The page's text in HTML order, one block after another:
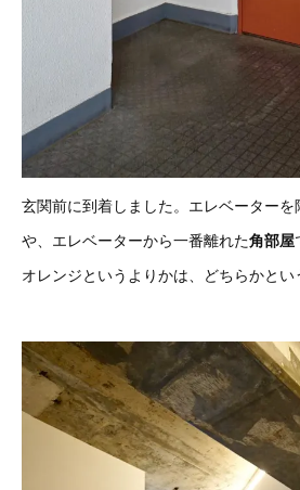
玄関前に到着しました。エレベーターを
や、エレベーターから一番離れた角部屋
オレンジというよりかは、どちらかとい